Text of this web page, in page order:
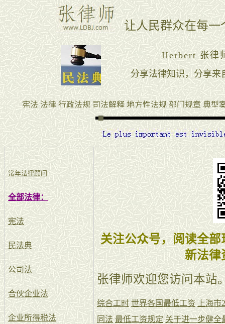
常年法律顾问
全部法律：
宪法
民法典
公司法
合伙企业法
企业所得税法
关注公众号，阅读全
新法律
张律师欢迎您访问本站
综合工时 世界各国最低工资 上海市
同法 最低工资规定 关于进一步健全